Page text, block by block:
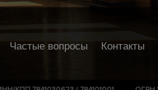
Частые вопросы Контакты